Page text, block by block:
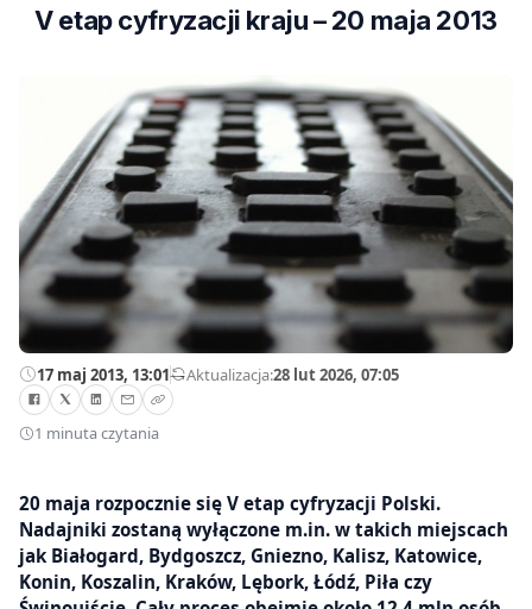
V etap cyfryzacji kraju – 20 maja 2013
17 maj 2013, 13:01—Aktualizacja:28 lut 2026, 07:05
1 minuta czytania
20 maja rozpocznie się V etap cyfryzacji Polski.
Nadajniki zostaną wyłączone m.in. w takich miejscach
jak Białogard, Bydgoszcz, Gniezno, Kalisz, Katowice,
Konin, Koszalin, Kraków, Lębork, Łódź, Piła czy